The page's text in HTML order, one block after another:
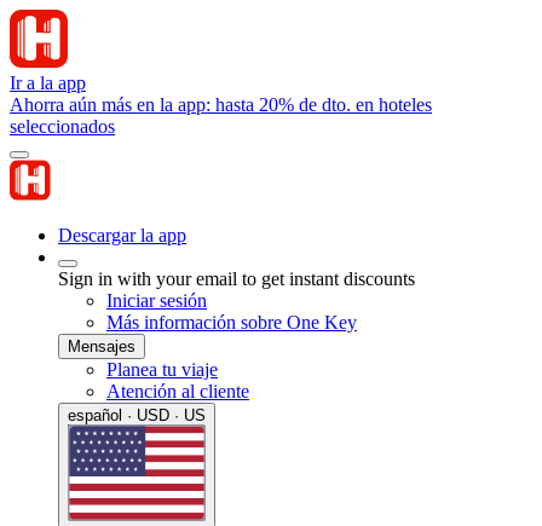
Ir a la app
Ahorra aún más en la app: hasta 20% de dto. en hoteles
seleccionados
Descargar la app
Sign in with your email to get instant discounts
Iniciar sesión
Más información sobre One Key
Mensajes
Planea tu viaje
Atención al cliente
español · USD · US